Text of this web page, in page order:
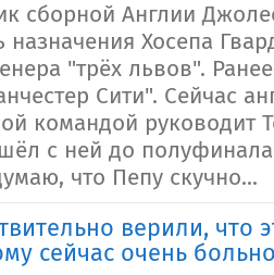
сборной Англии
назначения Хосепа
"трёх львов".
Сити". Сейчас
командой руководит
с ней до
что Пепу скучно...
верили, что
сейчас очень